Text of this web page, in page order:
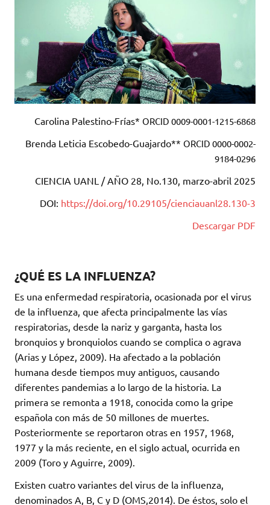
Carolina Palestino-Frías* ORCID 0009-0001-1215-6868
Brenda Leticia Escobedo-Guajardo** ORCID 0000-0002-
9184-0296
CIENCIA UANL / AÑO 28, No.130, marzo-abril 2025
DOI: https://doi.org/10.29105/cienciauanl28.130-3
Descargar PDF
¿QUÉ ES LA INFLUENZA?
Es una enfermedad respiratoria, ocasionada por el virus
de la influenza, que afecta principalmente las vías
respiratorias, desde la nariz y garganta, hasta los
bronquios y bronquiolos cuando se complica o agrava
(Arias y López, 2009). Ha afectado a la población
humana desde tiempos muy antiguos, causando
diferentes pandemias a lo largo de la historia. La
primera se remonta a 1918, conocida como la gripe
española con más de 50 millones de muertes.
Posteriormente se reportaron otras en 1957, 1968,
1977 y la más reciente, en el siglo actual, ocurrida en
2009 (Toro y Aguirre, 2009).
Existen cuatro variantes del virus de la influenza,
denominados A, B, C y D (OMS,2014). De éstos, solo el